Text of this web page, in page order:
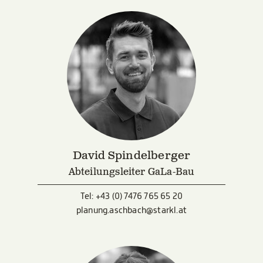
David Spindelberger
Abteilungsleiter GaLa-Bau
Tel: +43 (0) 7476 765 65 20
planung.aschbach@starkl.at